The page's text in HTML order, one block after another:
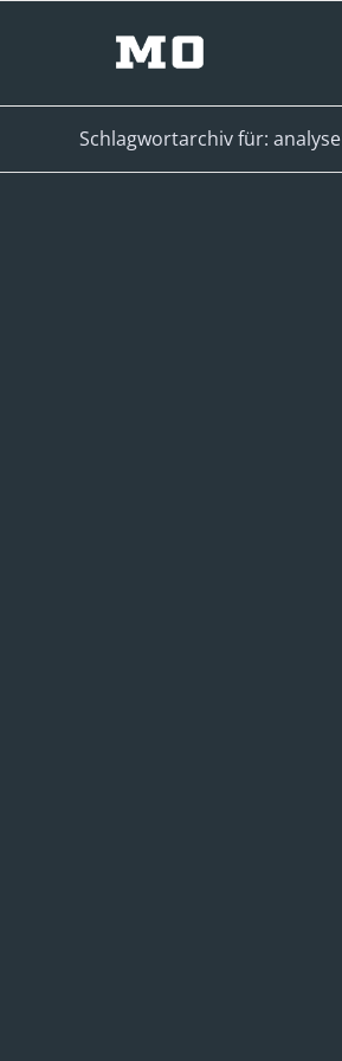
Schlagwortarchiv für: analyse